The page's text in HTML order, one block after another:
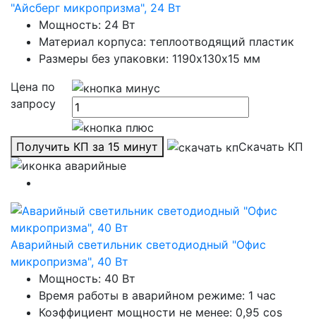
"Айсберг микропризма", 24 Вт
Мощность: 24 Вт
Материал корпуса: теплоотводящий пластик
Размеры без упаковки: 1190х130х15 мм
Цена по
запросу
Получить КП за 15 минут Скачать КП
Аварийный светильник светодиодный "Офис
микропризма", 40 Вт
Мощность: 40 Вт
Время работы в аварийном режиме: 1 час
Коэффициент мощности не менее: 0,95 cos